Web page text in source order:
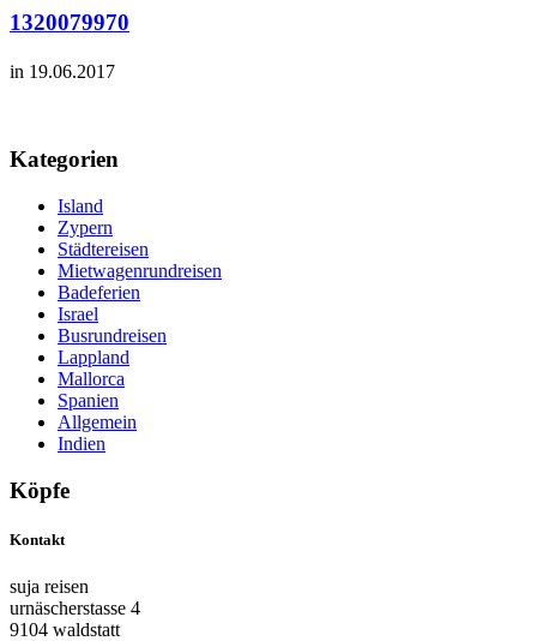
1320079970
in 19.06.2017
Kategorien
Island
Zypern
Städtereisen
Mietwagenrundreisen
Badeferien
Israel
Busrundreisen
Lappland
Mallorca
Spanien
Allgemein
Indien
Köpfe
Kontakt
suja reisen
urnäscherstasse 4
9104 waldstatt